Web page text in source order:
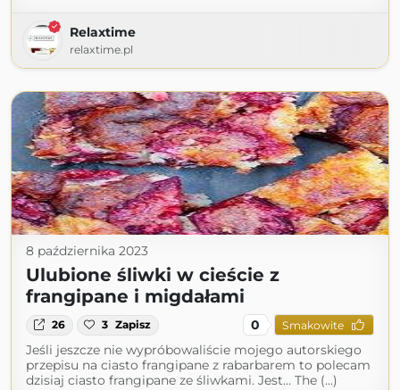
Relaxtime
relaxtime.pl
8 października 2023
Ulubione śliwki w cieście z
frangipane i migdałami
26 3 Zapisz 0 Smakowite
Jeśli jeszcze nie wypróbowaliście mojego autorskiego
przepisu na ciasto frangipane z rabarbarem to polecam
dzisiaj ciasto frangipane ze śliwkami. Jest… The (...)